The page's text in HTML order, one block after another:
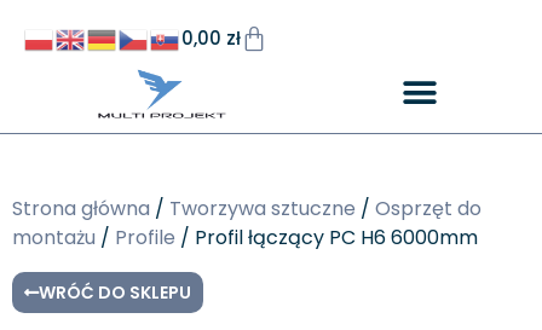
0,00 zł
Strona główna / Tworzywa sztuczne / Osprzęt do
montażu / Profile / Profil łączący PC H6 6000mm
WRÓĆ DO SKLEPU